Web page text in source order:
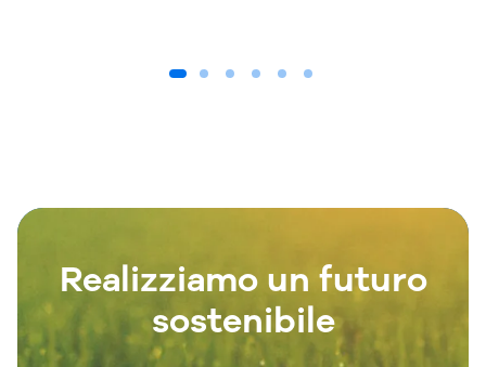
Realizziamo un futuro
sostenibile